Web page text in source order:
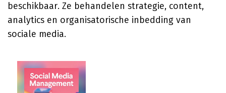
beschikbaar. Ze behandelen strategie, content,
analytics en organisatorische inbedding van
sociale media.